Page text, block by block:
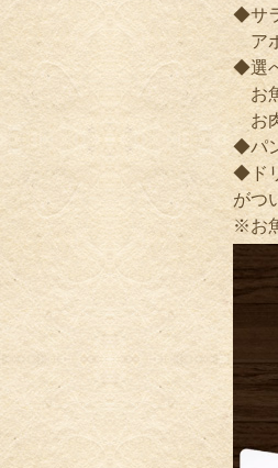
◆サ
ア
◆選
お
お
◆パ
◆ド
がつ
※お